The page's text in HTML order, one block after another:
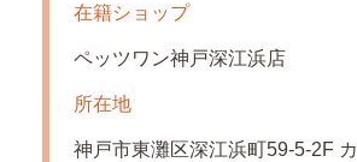
在籍ショップ
ペッツワン神戸深江浜店
所在地
神戸市東灘区深江浜町59-5-2F